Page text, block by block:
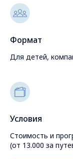
Формат
Для детей,
Условия
Стоимость и
(от 13.000 за